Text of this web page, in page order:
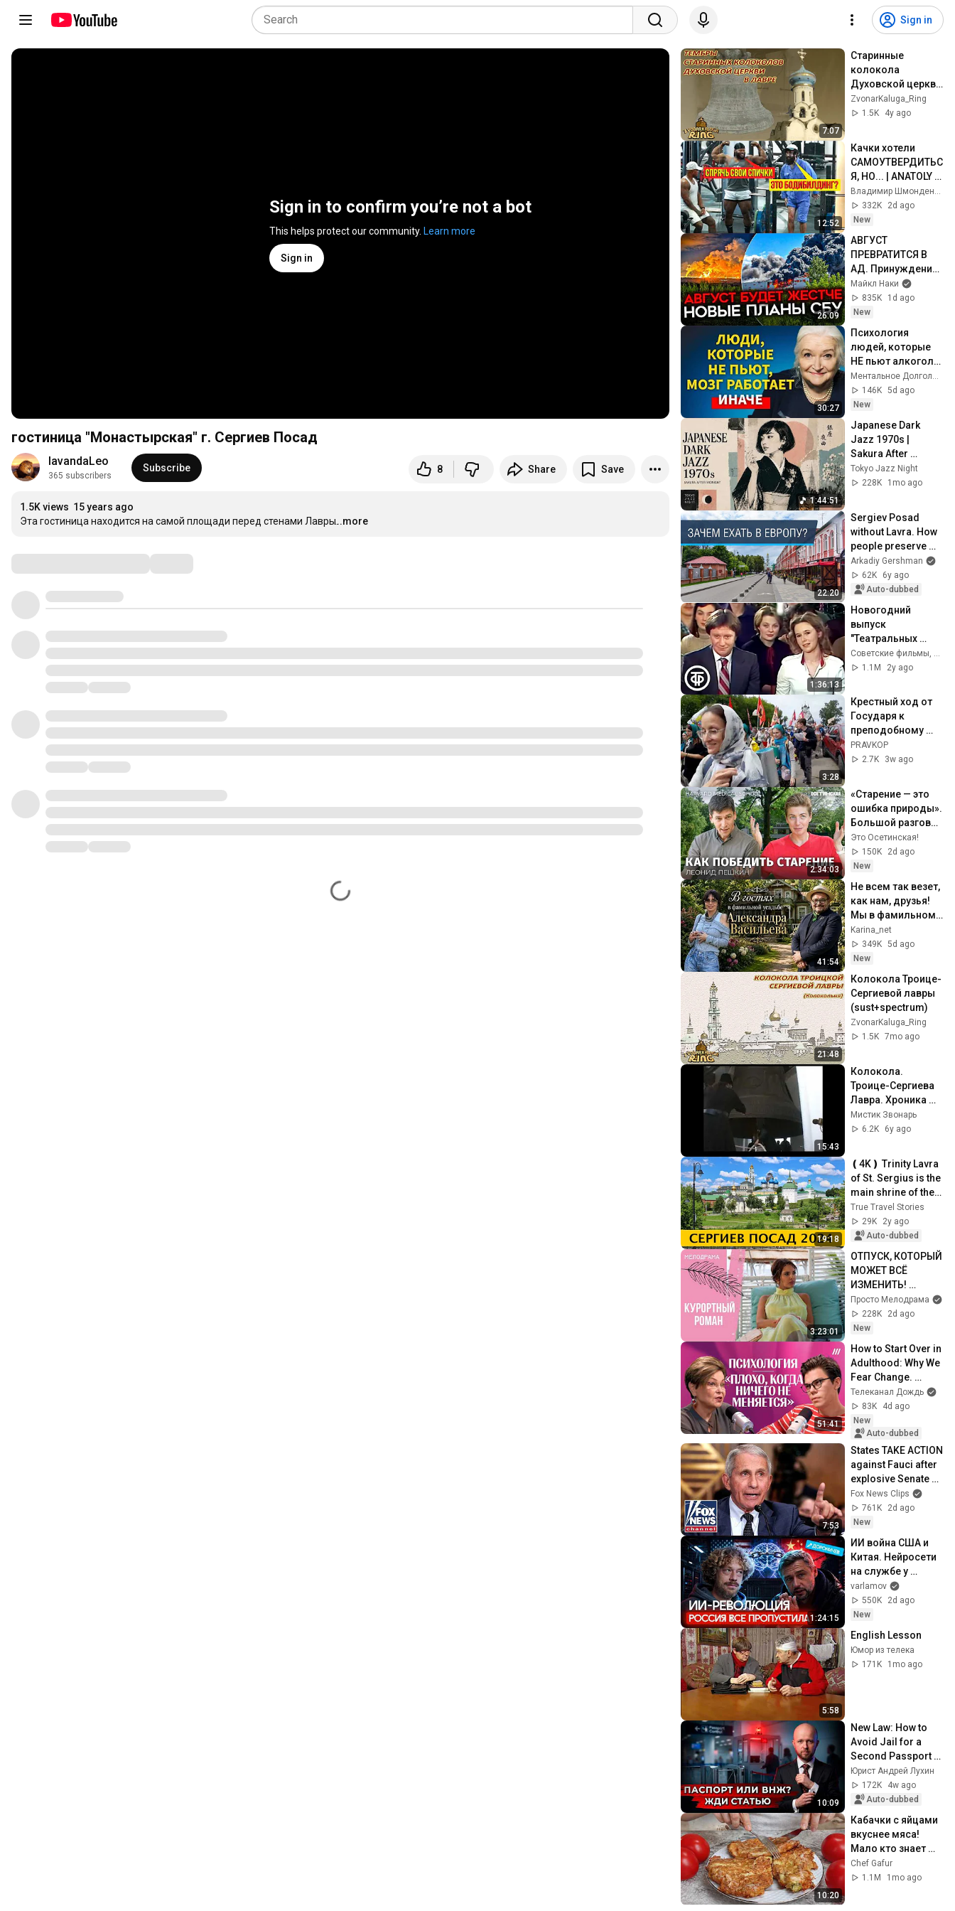
Sign in
Sign in to confirm you’re not a bot
This helps protect our community. Learn more
Sign in
гостиница "Монастырская" г. Сергиев Посад
lavandaLeo
365 subscribers
Subscribe 8 Share Save
1.5K views 15 years ago
Эта гостиница находится на самой площади перед стенами Лавры....more
7:07
Старинные
колокола
Духовской церкви
лавры (sust
модели+spectr)
ZvonarKaluga_Ring
1.5K
4y ago
12:52
Качки хотели
САМОУТВЕРДИТЬС
Я, НО... | ANATOLY
Gym Prank
Владимир Шмонденко
332K
2d ago
New
26:09
АВГУСТ
ПРЕВРАТИТСЯ В
АД. Принуждение
к миру только
начинается
Майкл Наки
835K
1d ago
New
30:27
Психология
людей, которые
НЕ пьют алкоголь
(согласно
нейронауке) |
Татьяна
Ментальное Долголетие and 2 more
146K 5d ago
New
1:44:51
Japanese Dark
Jazz 1970s |
Sakura After
Midnight
Tokyo Jazz Night
228K
1mo ago
22:20
Sergiev Posad
without Lavra. How
people preserve
heritage.
Arkadiy Gershman
62K
6y ago
Auto-dubbed
1:36:13
Новогодний
выпуск
"Театральных
встреч". В гостях у
Щукинского
1.1M
2y ago
3:28
Крестный ход от
Государя к
преподобному
или дорога в
Лавру 2026
PRAVKOP
2.7K
3w ago
2:34:03
«Старение — это
ошибка природы».
Большой разговор
с ученым из
Гарварда
Это Осетинская!
150K
2d ago
New
41:54
Не всем так везет,
как нам, друзья!
Мы в фамильном
поместье
Александра
Васильева в Литве
.
Karina_net
349K 5d ago
New
21:48
Колокола Троице-
Сергиевой лавры
(sust+spectrum)
ZvonarKaluga_Ring
1.5K 7mo ago
15:43
Колокола.
Троице-Сергиева
Лавра. Хроника
2004 г. Звоны.
Мистик Звонарь
6.2K
6y ago
19:18
❪4K❫ Trinity Lavra
of St. Sergius is the
main shrine of the
Russian Orthodox
Church. The
dungeons...
True Travel Stories
29K
2y ago
Auto-dubbed
3:23:01
ОТПУСК, КОТОРЫЙ
МОЖЕТ ВСЁ
ИЗМЕНИТЬ!
Курортный роман.
Все серии
Просто Мелодрама
228K
2d ago
New
51:41
How to Start Over in
Adulthood: Why We
Fear Change.
Psychologist
Svetlana
Komissaruk
Телеканал Дождь
83K
4d ago
New
Auto-dubbed
7:53
States TAKE ACTION
against Fauci after
explosive Senate
hearing
Fox News Clips
761K
2d ago
New
1:24:15
ИИ война США и
Китая. Нейросети
на службе у
Пентагона |
Дороничев и
Варламов об
varlamov
550K
2d ago
New
5:58
English Lesson
Юмор из телека
171K
1mo ago
10:09
New Law: How to
Avoid Jail for a
Second Passport
or Residence
Permit
Юрист Андрей Лухин
172K
4w ago
Auto-dubbed
10:20
Кабачки с яйцами
вкуснее мяса!
Мало кто знает
секрет! Бабушка
научила готовить
Chef Gafur
1.1M
1mo ago